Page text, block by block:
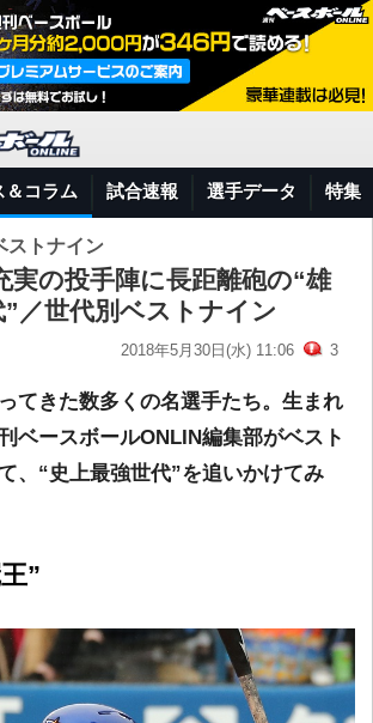
＆コラム 試合速報 選手データ 特集
ストナイン
実の投手陣に長距離砲の“雄
／世代別ベストナイン
2018年5月30日(水) 11:06 3
てきた数多くの名選手たち。生まれ
ベースボールONLIN編集部がベスト
、“史上最強世代”を追いかけてみ
”